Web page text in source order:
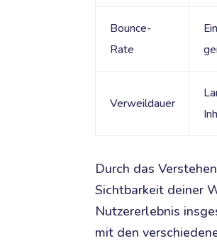
Bounce-
Rate
Verweildauer
Durch das
Sichtbarkeit deiner
Nutzererlebnis
mit den